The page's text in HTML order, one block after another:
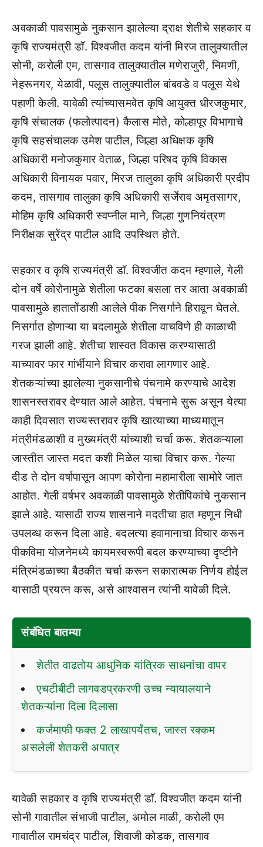
अवकाळी पावसामुळे नुकसान झालेल्या द्राक्ष शेतीचे सहकार व
कृषि राज्यमंत्री डॉ. विश्वजीत कदम यांनी ‍मिरज तालुक्यातील
सोनी, करोली एम, तासगाव तालुक्यातील मणेराजुरी, निमणी,
नेहरूनगर, येळावी, पलूस तालुक्यातील बांबवडे व पलूस येथे
पहाणी केली. यावेळी त्यांच्यासमवेत कृषि आयुक्त धीरजकुमार,
कृषि संचालक (फलोत्पादन) कैलास मोते, कोल्हापूर विभागाचे
कृषि सहसंचालक उमेश पाटील, जिल्हा अधिक्षक कृषि
अधिकारी मनोजकुमार वेताळ, जिल्हा परिषद कृषि विकास
अधिकारी विनायक पवार, मिरज तालुका कृषि अधिकारी प्रदीप
कदम, तासगाव तालुका कृषि अधिकारी सर्जेराव अमृतसागर,
मोहिम कृषि अधिकारी स्वप्नील माने, जिल्हा गुणनियंत्रण
निरीक्षक सुरेंद्र पाटील आदि उपस्थित होते.
सहकार व कृषि राज्यमंत्री डॉ. विश्वजीत कदम म्हणाले, गेली
दोन वर्षे कोरोनामुळे शेतीला फटका बसला तर आता अवकाळी
पावसामुळे हातातोंडाशी आलेले पीक निसर्गाने हिरावून घेतले.
निसर्गात होणाऱ्या या बदलामुळे शेतीला वाचविणे ही काळाची
गरज झाली आहे. शेतीचा शास्वत विकास करण्यासाठी
याच्यावर फार गांर्भीयाने विचार करावा लागणार आहे.
शेतकऱ्यांच्या झालेल्या नुकसानीचे पंचनामे करण्याचे आदेश
शासनस्तरावर देण्यात आले आहेत. पंचनामे सुरू असून येत्या
काही दिवसात राज्यस्तरावर कृषि खात्याच्या माध्यमातून
मंत्रीमंडळाशी व मुख्यमंत्री यांच्याशी चर्चा करू. शेतकऱ्याला
जास्तीत जास्त मदत कशी मिळेल याचा विचार करू. गेल्या
दीड ते दोन वर्षापासून आपण कोरोना महामारीला सामोरे जात
आहोत. गेली वर्षभर अवकाळी पावसामुळे शेतीपिकांचे नुकसान
झाले आहे. यासाठी राज्य शासनाने मदतीचा हात म्हणून निधी
उपलब्ध करून दिला आहे. बदलत्या हवामानाचा विचार करून
पीकविमा योजनेमध्ये कायमस्वरूपी बदल करण्याच्या दृष्टीने
मंत्रिमंडळाच्या बैठकीत चर्चा करून सकारात्मक निर्णय होईल
यासाठी प्रयत्न करू, असे आश्वासन त्यांनी यावेळी दिले.
संबंधित बातम्या
शेतीत वाढतोय आधुनिक यांत्रिक साधनांचा वापर
एचटीबीटी लागवडप्रकरणी उच्च न्यायालयाने
शेतकऱ्यांना दिला दिलासा
कर्जमाफी फक्त 2 लाखापर्यंतच, जास्त रक्कम
असलेली शेतकरी अपात्र
यावेळी सहकार व कृषि राज्यमंत्री डॉ. विश्वजीत कदम यांनी
सोनी गावातील संभाजी पाटील, अमोल माळी, करोली एम
गावातील रामचंद्र पाटील, शिवाजी कोडक, तासगाव